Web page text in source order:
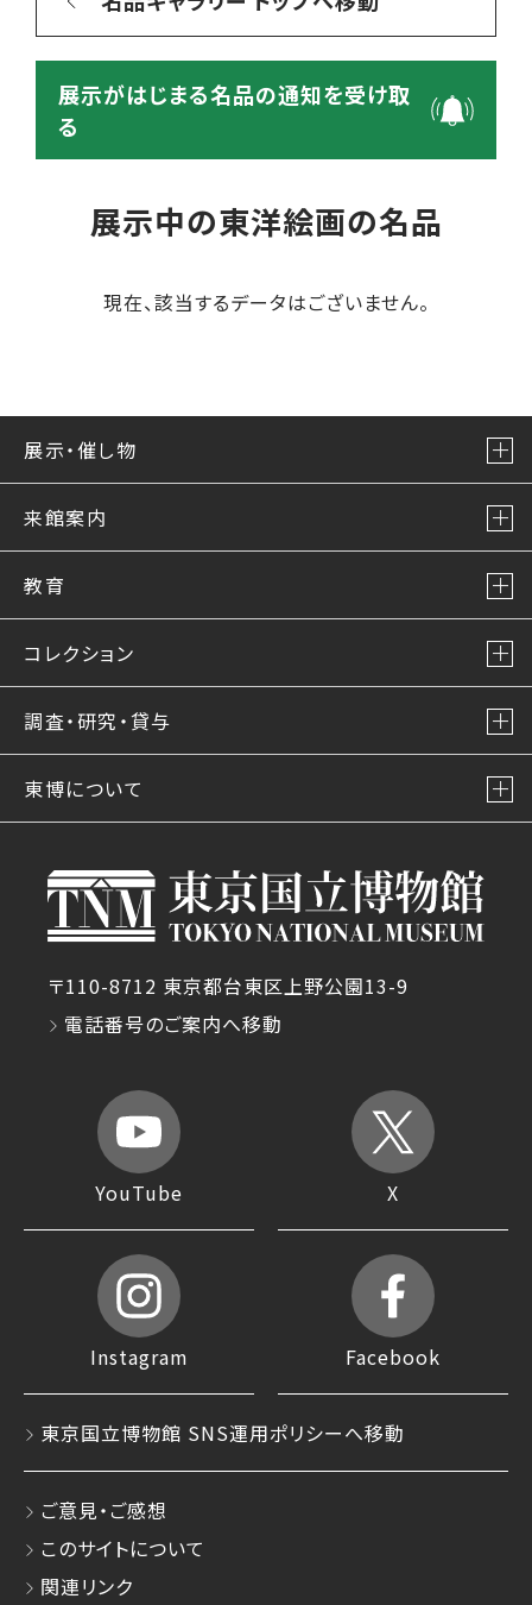
展示がはじまる名品の通知を受け取
る
展示中の東洋絵画の名品
現在、該当するデータはございません。
展示・催し物
来館案内
教育
コレクション
調査・研究・貸与
東博について
〒110-8712 東京都台東区上野公園13-9
電話番号のご案内へ移動
YouTube X
Instagram Facebook
東京国立博物館 SNS運用ポリシーへ移動
ご意見・ご感想
このサイトについて
関連リンク